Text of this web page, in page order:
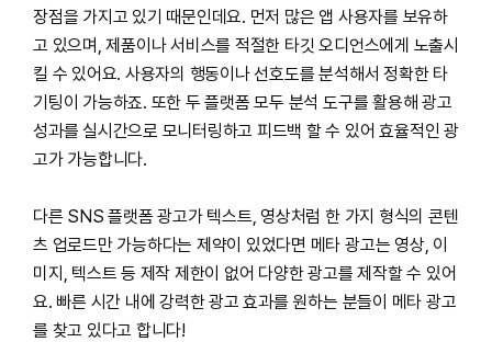
장점을 가지고 있기 때문인데요. 먼저 많은 앱 사용자를 보유하
고 있으며, 제품이나 서비스를 적절한 타깃 오디언스에게 노출시
킬 수 있어요. 사용자의 행동이나 선호도를 분석해서 정확한 타
기팅이 가능하죠. 또한 두 플랫폼 모두 분석 도구를 활용해 광고
성과를 실시간으로 모니터링하고 피드백 할 수 있어 효율적인 광
고가 가능합니다. ​​
다른 SNS 플랫폼 광고가 텍스트, 영상처럼 한 가지 형식의 콘텐
츠 업로드만 가능하다는 제약이 있었다면 메타 광고는 영상, 이
미지, 텍스트 등 제작 제한이 없어 다양한 광고를 제작할 수 있어
요. 빠른 시간 내에 강력한 광고 효과를 원하는 분들이 메타 광고
를 찾고 있다고 합니다!